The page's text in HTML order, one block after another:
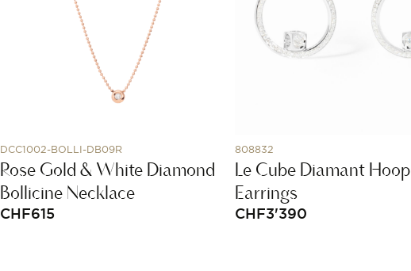
DCC1002-BOLLI-DB09R
Rose Gold & White Diamond
Bollicine Necklace
CHF615
808832
Le Cube Diamant Hoop
Earrings
CHF3'390